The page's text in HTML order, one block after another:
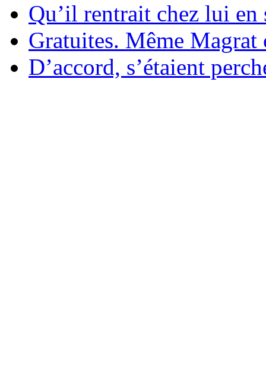
Qu’il rentrait chez lui en
Gratuites. Même Magrat
D’accord, s’étaient